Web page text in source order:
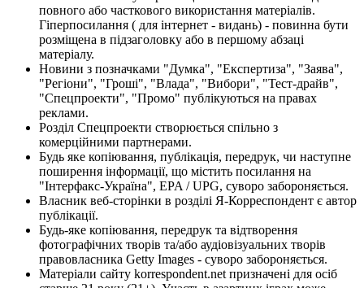
повного або часткового використання матеріалів.
Гіперпосилання ( для інтернет - видань) - повинна бути
розміщена в підзаголовку або в першому абзаці
матеріалу.
Новини з позначками "Думка", "Експертиза", "Заява",
"Регіони", "Гроші", "Влада", "Вибори", "Тест-драйв",
"Спецпроекти", "Промо" публікуються на правах
реклами.
Розділ Спецпроекти створюється спільно з
комерційними партнерами.
Будь яке копіювання, публікація, передрук, чи наступне
поширення інформації, що містить посилання на
"Інтерфакс-Україна", EPA / UPG, суворо забороняється.
Власник веб-сторінки в розділі Я-Корреспондент є автор
публікації.
Будь-яке копіювання, передрук та відтворення
фотографічних творів та/або аудіовізуальних творів
правовласника Getty Images - суворо забороняється.
Матеріали сайту korrespondent.net призначені для осіб